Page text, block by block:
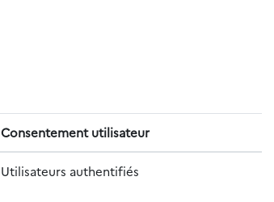
Consentement utilisateur
Utilisateurs authentifiés